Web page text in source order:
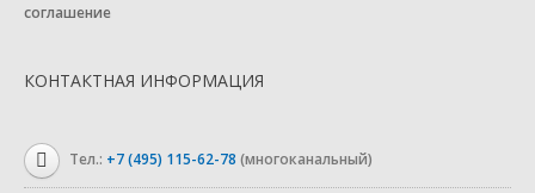
соглашение
КОНТАКТНАЯ ИНФОРМАЦИЯ
Тел.: +7 (495) 115-62-78 (многоканальный)